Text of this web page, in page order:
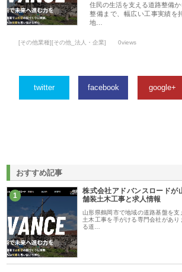
住民の生活を支える道路整備
整備まで、幅広い工事実績を
地…
[その他業種][その他_法人・企業] 0views
twitter facebook google+
おすすめ記事
1
株式会社アドバンスロードが
舗装土木工事と求人情報
山形県鶴岡市で地域の道路基盤を
土木工事を手がける専門会社があり
る道…